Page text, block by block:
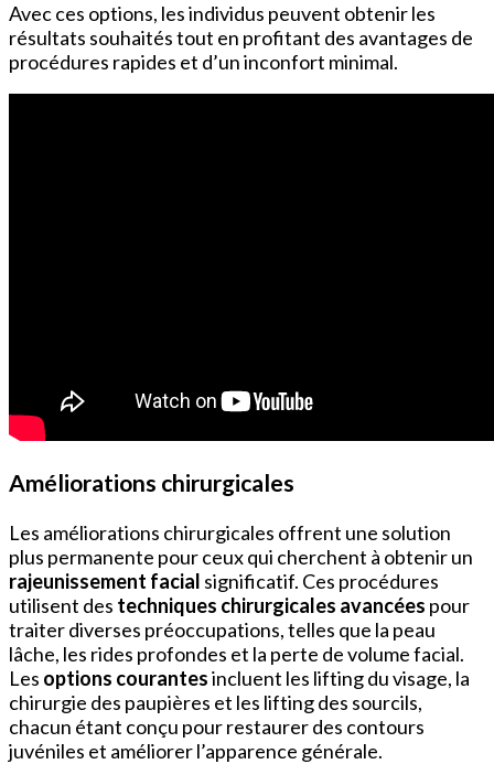
Avec ces options, les individus peuvent obtenir les
résultats souhaités tout en profitant des avantages de
procédures rapides et d’un inconfort minimal.
Améliorations chirurgicales
Les améliorations chirurgicales offrent une solution
plus permanente pour ceux qui cherchent à obtenir un
rajeunissement facial significatif. Ces procédures
utilisent des techniques chirurgicales avancées pour
traiter diverses préoccupations, telles que la peau
lâche, les rides profondes et la perte de volume facial.
Les options courantesincluent les lifting du visage, la
chirurgie des paupières et les lifting des sourcils,
chacun étant conçu pour restaurer des contours
juvéniles et améliorer l’apparence générale.